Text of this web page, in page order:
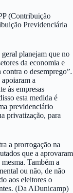
(Contribuição
Previdenciária
planejam que no
da economia e
o desemprego”.
a
às empresas
esta medida é
previdenciário
privatização, para
a prorrogação na
que a aprovaram
Também a
ou não, de não
aos eleitores o
(Da ADunicamp)